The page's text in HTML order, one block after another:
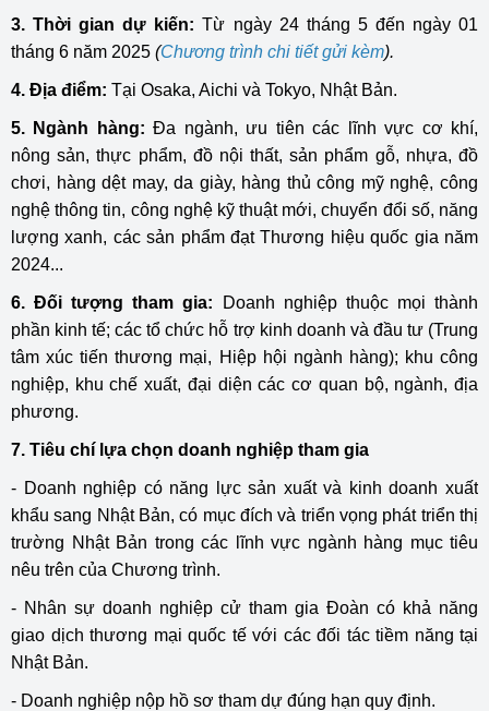
3. Thời gian dự kiến:Từ ngày 24 tháng 5 đến ngày 01
tháng 6 năm 2025 (Chương trình chi tiết gửi kèm).
4. Địa điểm: Tại Osaka, Aichi và Tokyo, Nhật Bản.
5. Ngành hàng:Đa ngành, ưu tiên các lĩnh vực cơ khí,
nông sản, thực phẩm, đồ nội thất, sản phẩm gỗ, nhựa, đồ
chơi, hàng dệt may, da giày, hàng thủ công mỹ nghệ, công
nghệ thông tin, công nghệ kỹ thuật mới, chuyển đổi số, năng
lượng xanh, các sản phẩm đạt Thương hiệu quốc gia năm
2024...
6. Đối tượng tham gia:
Doanh nghiệp thuộc mọi thành
phần kinh tế; các tổ chức hỗ trợ kinh doanh và đầu tư (Trung
tâm xúc tiến thương mại, Hiệp hội ngành hàng); khu công
nghiệp, khu chế xuất, đại diện các cơ quan bộ, ngành, địa
phương.
7. Tiêu chí lựa chọn doanh nghiệp tham gia
- Doanh nghiệp có năng lực sản xuất và kinh doanh xuất
khẩu sang Nhật Bản, có mục đích và triển vọng phát triển thị
trường Nhật Bản trong các lĩnh vực ngành hàng mục tiêu
nêu trên của Chương trình.
- Nhân sự doanh nghiệp cử tham gia Đoàn có khả năng
giao dịch thương mại quốc tế với các đối tác tiềm năng tại
Nhật Bản.
- Doanh nghiệp nộp hồ sơ tham dự đúng hạn quy định.